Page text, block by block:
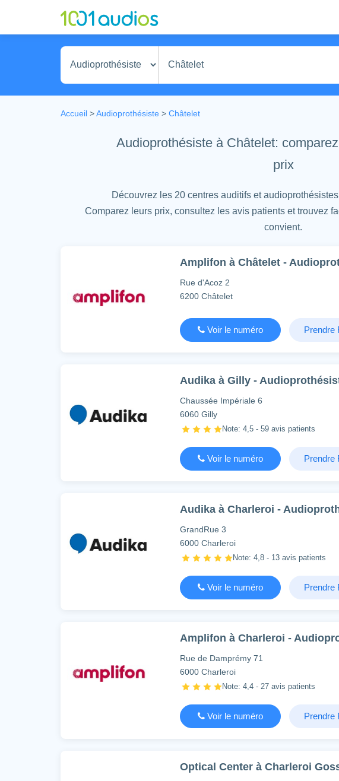
Accueil >Audioprothésiste > Châtelet
Audioprothésiste à Châtelet:
prix
Découvrez les 20 centres auditifs et
Comparez leurs prix, consultez les avis patients et trouvez
convient.
Amplifon à Châtelet -
Rue d'Acoz 2
6200 Châtelet
Voir le numéro Prendre
Audika à Gilly -
Chaussée Impériale 6
6060 Gilly
Note: 4,5 - 59 avis patients
Voir le numéro Prendre
Audika à Charleroi -
GrandRue 3
6000 Charleroi
Note: 4,8 - 13 avis patients
Voir le numéro Prendre
Amplifon à Charleroi -
Rue de Damprémy 71
6000 Charleroi
Note: 4,4 - 27 avis patients
Voir le numéro Prendre
Optical Center à Charleroi